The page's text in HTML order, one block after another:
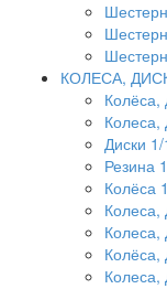
КОЛЕСА,
Колёса,
Колеса,
Диски
Резина
Колёса
Колеса,
Колеса,
Колёса,
Колеса,